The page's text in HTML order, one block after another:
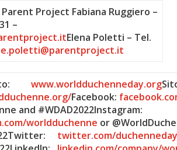
Project Fabiana Ruggiero –
–
Elena Poletti – Tel.
e.poletti@parentproject.it
www.worldduchenneday.org
Facebook:
and #WDAD2022Instagram:
worldduchenne or
twitter.com/duchenneday